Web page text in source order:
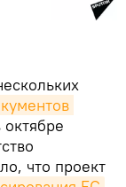
что проект